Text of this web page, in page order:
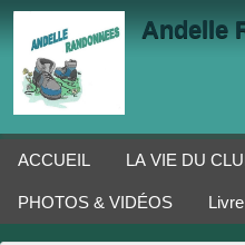
Andelle
ACCUEIL LA VIE DU
PHOTOS & VIDÉOS
Panneau de gestion des